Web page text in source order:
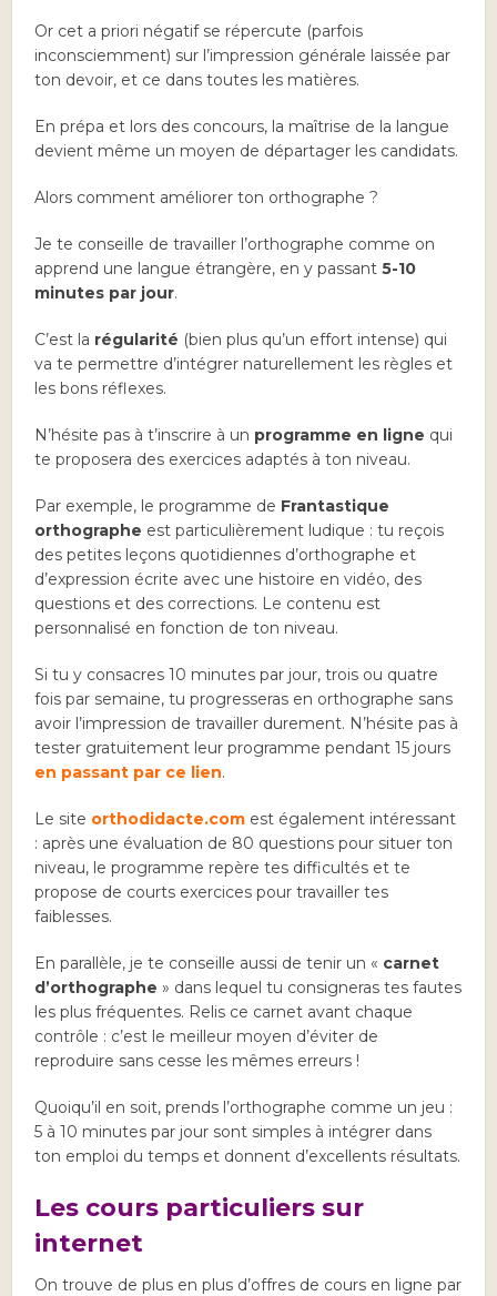
Or cet a priori négatif se répercute (parfois
inconsciemment) sur l’impression générale laissée par
ton devoir, et ce dans toutes les matières.
En prépa et lors des concours, la maîtrise de la langue
devient même un moyen de départager les candidats.
Alors comment améliorer ton orthographe ?
Je te conseille de travailler l’orthographe comme on
apprend une langue étrangère, en y passant 5-10
minutes par jour.
C’est la régularité (bien plus qu’un effort intense) qui
va te permettre d’intégrer naturellement les règles et
les bons réflexes.
N’hésite pas à t’inscrire à un programme en ligne qui
te proposera des exercices adaptés à ton niveau.
Par exemple, le programme de Frantastique
orthographe est particulièrement ludique : tu reçois
des petites leçons quotidiennes d’orthographe et
d’expression écrite avec une histoire en vidéo, des
questions et des corrections. Le contenu est
personnalisé en fonction de ton niveau.
Si tu y consacres 10 minutes par jour, trois ou quatre
fois par semaine, tu progresseras en orthographe sans
avoir l’impression de travailler durement. N’hésite pas à
tester gratuitement leur programme pendant 15 jours
en passant par ce lien.
Le site orthodidacte.com est également intéressant
: après une évaluation de 80 questions pour situer ton
niveau, le programme repère tes difficultés et te
propose de courts exercices pour travailler tes
faiblesses.
En parallèle, je te conseille aussi de tenir un « carnet
d’orthographe » dans lequel tu consigneras tes fautes
les plus fréquentes. Relis ce carnet avant chaque
contrôle : c’est le meilleur moyen d’éviter de
reproduire sans cesse les mêmes erreurs !
Quoiqu’il en soit, prends l’orthographe comme un jeu :
5 à 10 minutes par jour sont simples à intégrer dans
ton emploi du temps et donnent d’excellents résultats.
Les cours particuliers sur
internet
On trouve de plus en plus d’offres de cours en ligne par